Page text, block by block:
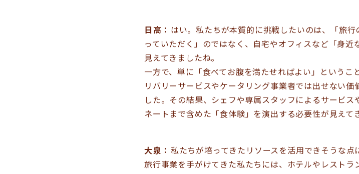
日高： はい。私たちが本質的に挑戦したいのは、「旅
っていただく」のではなく、自宅やオフィスなど「身
見えてきましたね。
一方で、単に「食べてお腹を満たせればよい」という
リバリーサービスやケータリング事業者では出せない
した。その結果、シェフや専属スタッフによるサービ
ネートまで含めた「食体験」を演出する必要性が見えて
大泉： 私たちが培ってきたリソースを活用できそうな
旅行事業を手がけてきた私たちには、ホテルやレスト